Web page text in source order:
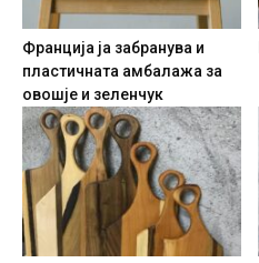
Франција ја забранува и
пластичната амбалажа за
овошје и зеленчук